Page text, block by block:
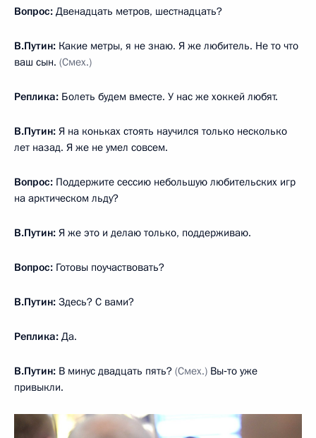
Вопрос: Двенадцать метров, шестнадцать?
В.Путин: Какие метры, я не знаю. Я же любитель. Не то что
ваш сын. (Смех.)
Реплика: Болеть будем вместе. У нас же хоккей любят.
В.Путин: Я на коньках стоять научился только несколько
лет назад. Я же не умел совсем.
Вопрос: Поддержите сессию небольшую любительских игр
на арктическом льду?
В.Путин: Я же это и делаю только, поддерживаю.
Вопрос: Готовы поучаствовать?
В.Путин: Здесь? С вами?
Реплика: Да.
В.Путин: В минус двадцать пять? (Смех.) Вы‑то уже
привыкли.